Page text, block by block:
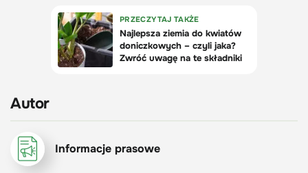
Autor
Informacje prasowe